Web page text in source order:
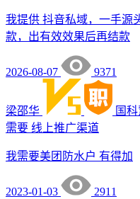
我提供 抖音私域，一手源
款，出有效效果后再结款
2026-08-07 9371
梁邵华 国
需要 线上推广渠道
我需要美团防水户 有得加
2023-01-03
2911